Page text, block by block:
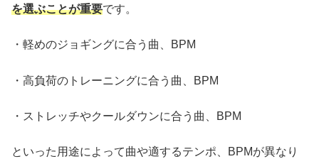
を選ぶことが重要です。
・軽めのジョギングに合う曲、BPM
・高負荷のトレーニングに合う曲、BPM
・ストレッチやクールダウンに合う曲、BPM
といった用途によって曲や適するテンポ、BPMが異なり